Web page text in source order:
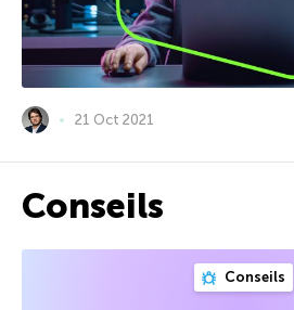
21 Oct 2021
Conseils
Conseils